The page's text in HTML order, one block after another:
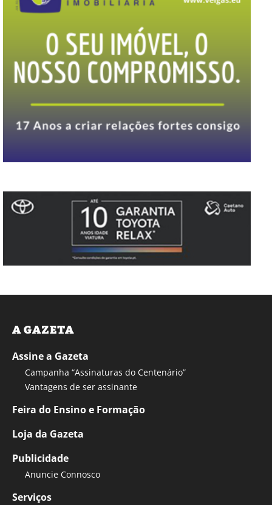
A GAZETA
Assine a Gazeta
Campanha “Assinaturas do Centenário”
Vantagens de ser assinante
Feira do Ensino e Formação
Loja da Gazeta
Publicidade
Anuncie Connosco
Serviços